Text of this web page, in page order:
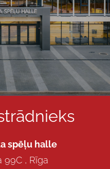
spēļu halle
99C, Rīga